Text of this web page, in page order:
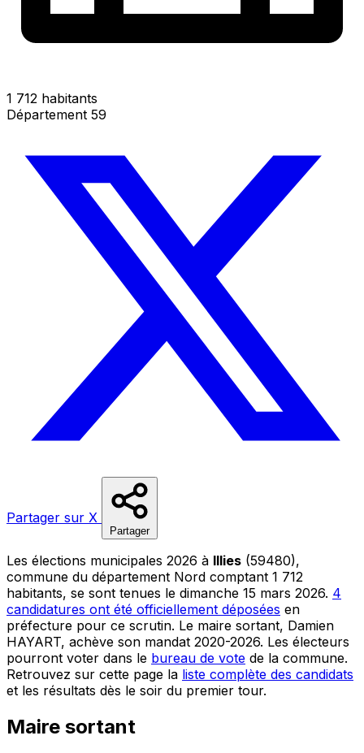
1 712 habitants
Département 59
Partager sur X
Partager
Les élections municipales 2026 à Illies (59480),
commune du département Nord comptant 1 712
habitants, se sont tenues le dimanche 15 mars 2026. 4
candidatures ont été officiellement déposées en
préfecture pour ce scrutin. Le maire sortant, Damien
HAYART, achève son mandat 2020-2026. Les électeurs
pourront voter dans le bureau de vote de la commune.
Retrouvez sur cette page la liste complète des candidats
et les résultats dès le soir du premier tour.
Maire sortant